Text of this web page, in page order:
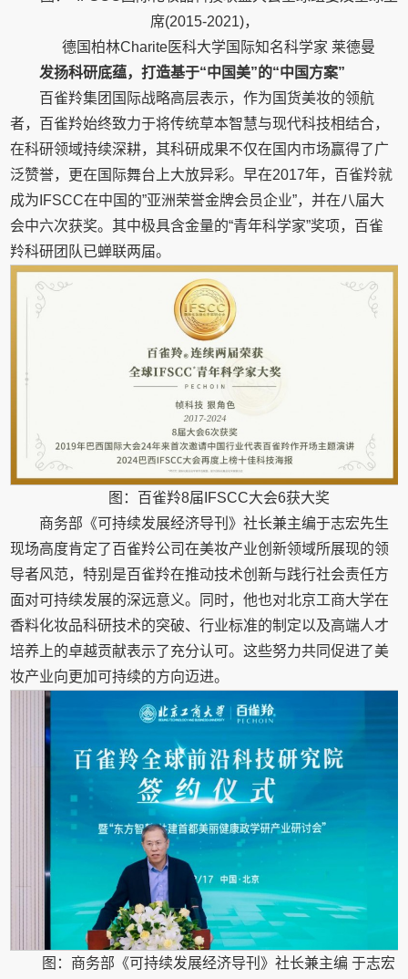
席(2015-2021)，
德国柏林Charite医科大学国际知名科学家 莱德曼
发扬科研底蕴，打造基于“中国美”的“中国方案”
百雀羚集团国际战略高层表示，作为国货美妆的领航
者，百雀羚始终致力于将传统草本智慧与现代科技相结合，
在科研领域持续深耕，其科研成果不仅在国内市场赢得了广
泛赞誉，更在国际舞台上大放异彩。早在2017年，百雀羚就
成为IFSCC在中国的”亚洲荣誉金牌会员企业”，并在八届大
会中六次获奖。其中极具含金量的“青年科学家”奖项，百雀
羚科研团队已蝉联两届。
图：百雀羚8届IFSCC大会6获大奖
商务部《可持续发展经济导刊》社长兼主编于志宏先生
现场高度肯定了百雀羚公司在美妆产业创新领域所展现的领
导者风范，特别是百雀羚在推动技术创新与践行社会责任方
面对可持续发展的深远意义。同时，他也对北京工商大学在
香料化妆品科研技术的突破、行业标准的制定以及高端人才
培养上的卓越贡献表示了充分认可。这些努力共同促进了美
妆产业向更加可持续的方向迈进。
图：商务部《可持续发展经济导刊》社长兼主编 于志宏